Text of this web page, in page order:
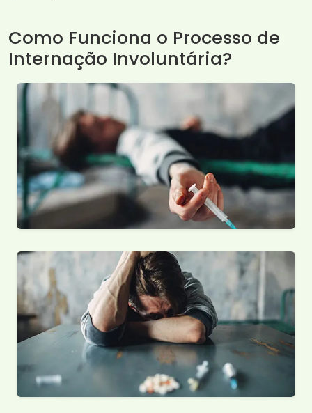
Como Funciona o Processo de
Internação Involuntária?